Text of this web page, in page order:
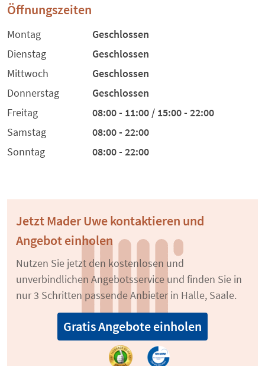
Öffnungszeiten
Montag
Geschlossen
Dienstag
Geschlossen
Mittwoch
Geschlossen
Donnerstag
Geschlossen
Freitag
08:00 - 11:00 / 15:00 - 22:00
Samstag
08:00 - 22:00
Sonntag
08:00 - 22:00
Jetzt Mader Uwe kontaktieren und
Angebot einholen
Nutzen Sie jetzt den kostenlosen und
unverbindlichen Angebotsservice und finden Sie in
nur 3 Schritten passende Anbieter in Halle, Saale.
Gratis Angebote einholen